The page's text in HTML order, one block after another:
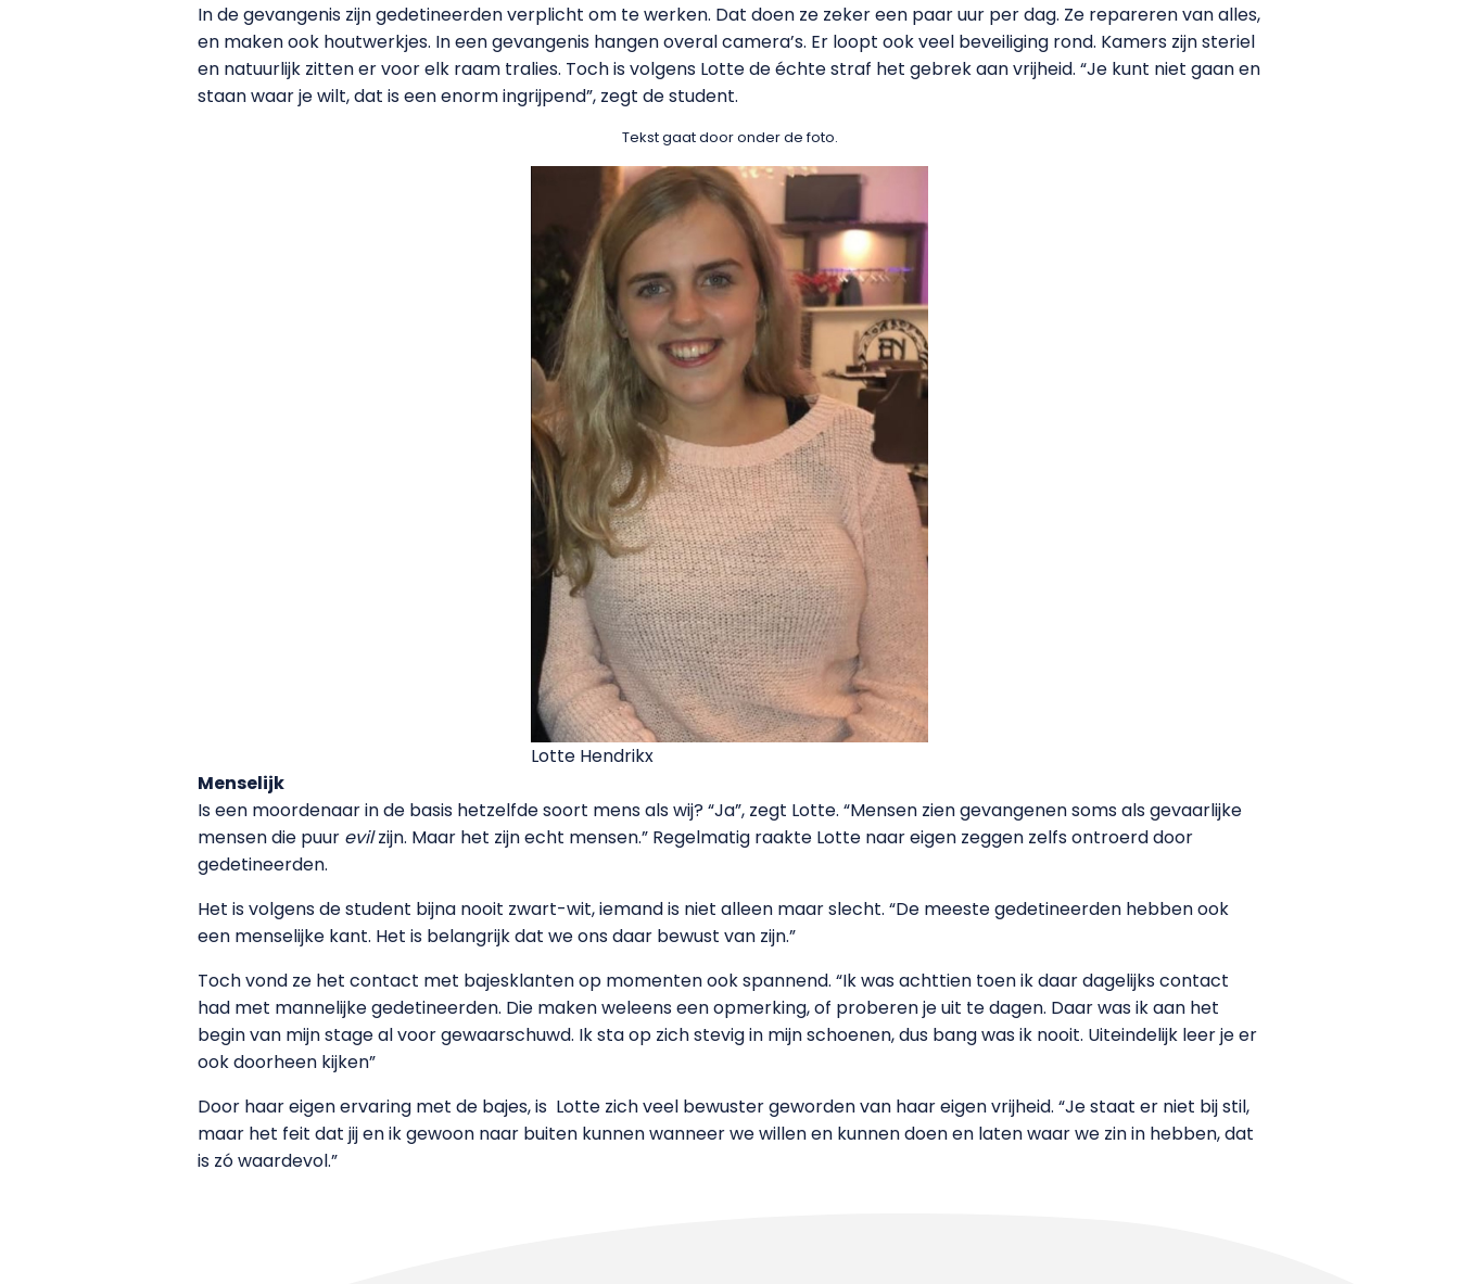
In de gevangenis zijn gedetineerden verplicht om te werken. Dat doen ze zeker een paar uur per dag. Ze repareren van alles,
en maken ook houtwerkjes. In een gevangenis hangen overal camera’s. Er loopt ook veel beveiliging rond. Kamers zijn steriel
en natuurlijk zitten er voor elk raam tralies. Toch is volgens Lotte de échte straf het gebrek aan vrijheid. “Je kunt niet gaan en
staan waar je wilt, dat is een enorm ingrijpend”, zegt de student.
Tekst gaat door onder de foto.
Lotte Hendrikx
Menselijk
Is een moordenaar in de basis hetzelfde soort mens als wij? “Ja”, zegt Lotte. “Mensen zien gevangenen soms als gevaarlijke
mensen die puur evilzijn. Maar het zijn echt mensen.” Regelmatig raakte Lotte naar eigen zeggen zelfs ontroerd door
gedetineerden.
Het is volgens de student bijna nooit zwart-wit, iemand is niet alleen maar slecht. “De meeste gedetineerden hebben ook
een menselijke kant. Het is belangrijk dat we ons daar bewust van zijn.”
Toch vond ze het contact met bajesklanten op momenten ook spannend. “Ik was achttien toen ik daar dagelijks contact
had met mannelijke gedetineerden. Die maken weleens een opmerking, of proberen je uit te dagen. Daar was ik aan het
begin van mijn stage al voor gewaarschuwd. Ik sta op zich stevig in mijn schoenen, dus bang was ik nooit. Uiteindelijk leer je er
ook doorheen kijken”
Door haar eigen ervaring met de bajes, is Lotte zich veel bewuster geworden van haar eigen vrijheid. “Je staat er niet bij stil,
maar het feit dat jij en ik gewoon naar buiten kunnen wanneer we willen en kunnen doen en laten waar we zin in hebben, dat
is zó waardevol.”